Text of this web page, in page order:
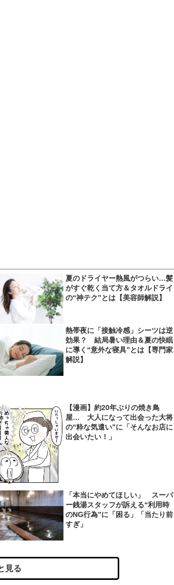
夏のドライヤー熱風がつらい…髪
がすぐ乾く当て方＆タオルドライ
の“神テク”とは【美容師解説】
熱帯夜に「接触冷感」シーツは逆
効果？ 結局暑い理由＆夏の快眠
に導く“意外な寝具”とは【専門家
解説】
【漫画】約20年ぶりの焼き鳥
屋… 大人になって出会った大将
の“粋な気遣い”に「そんなお店に
出会いたい！」
「本当にやめてほしい」 スーパ
ー銭湯スタッフが訴える“利用時
のNG行為”に「困る」「当たり前
すぎ」
見る